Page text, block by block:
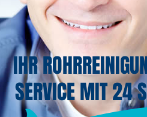
IHR
SERVICE MIT 24